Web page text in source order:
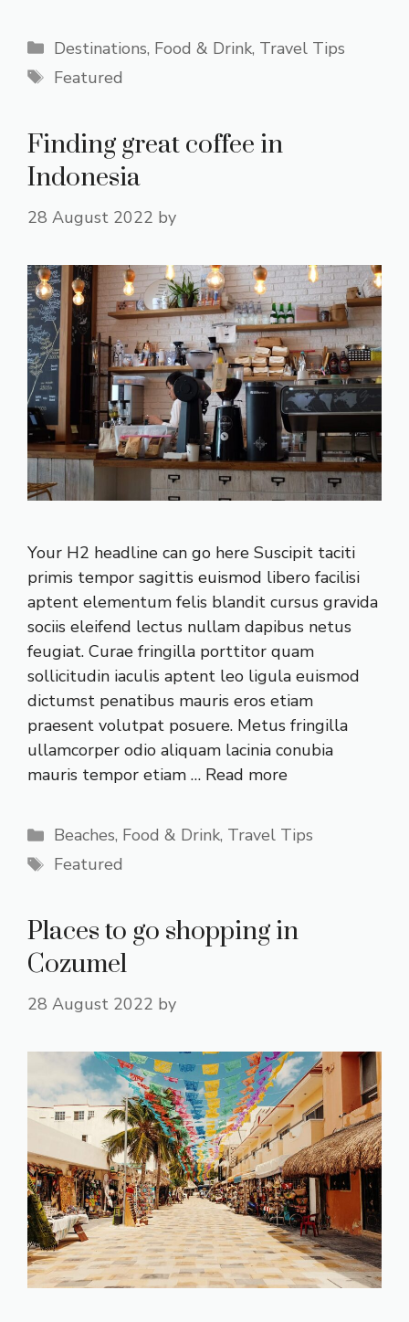
Categories
Destinations, Food & Drink, Travel Tips
Tags
Featured
Finding great coffee in
Indonesia
28 August 2022 by
Your H2 headline can go here Suscipit taciti
primis tempor sagittis euismod libero facilisi
aptent elementum felis blandit cursus gravida
sociis eleifend lectus nullam dapibus netus
feugiat. Curae fringilla porttitor quam
sollicitudin iaculis aptent leo ligula euismod
dictumst penatibus mauris eros etiam
praesent volutpat posuere. Metus fringilla
ullamcorper odio aliquam lacinia conubia
mauris tempor etiam … Read more
Categories
Beaches, Food & Drink, Travel Tips
Tags
Featured
Places to go shopping in
Cozumel
28 August 2022 by